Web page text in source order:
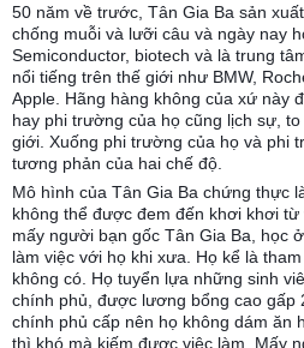
50 năm về trước, Tân Gia Ba sản
chống muỗi và lưỡi câu và ngày nay
Semiconductor, biotech và là trung
nổi tiếng trên thế giới như BMW,
Apple. Hãng hàng không của xứ này
hay phi trường của họ cũng lịch sự,
giới. Xuống phi trường của họ và phi
tương phản của hai chế độ.
Mô hình của Tân Gia Ba chứng thực
không thể được đem đến khơi khơi
mấy người bạn gốc Tân Gia Ba, học
làm việc với họ khi xưa. Họ kể là
không có. Họ tuyển lựa những sinh
chính phủ, được lương bổng cao gấp
chính phủ cấp nên họ không dám ăn
thì khó mà kiếm được việc làm. Mấy